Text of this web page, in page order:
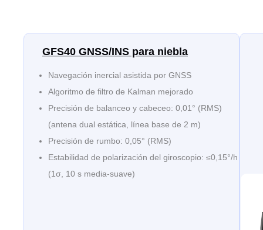
GFS40 GNSS/INS para niebla
Navegación inercial asistida por GNSS
Algoritmo de filtro de Kalman mejorado
Precisión de balanceo y cabeceo: 0,01° (RMS)
(antena dual estática, línea base de 2 m)
Precisión de rumbo: 0,05° (RMS)
Estabilidad de polarización del giroscopio: ≤0,15°/h
(1σ, 10 s media-suave)